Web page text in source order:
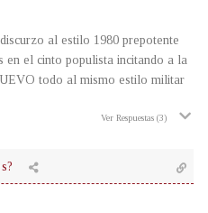
al estilo 1980 prepotente
en el cinto populista incitando a la
todo al mismo estilo militar
Ver Respuestas (3)